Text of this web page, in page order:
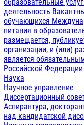
образовательные
деятельность
обучающихся
питания в
размещается,
организации, и (или)
является
Российской Федерации
Наука
Научное управление
Диссертационный
Аспирантура,
над кандидатской